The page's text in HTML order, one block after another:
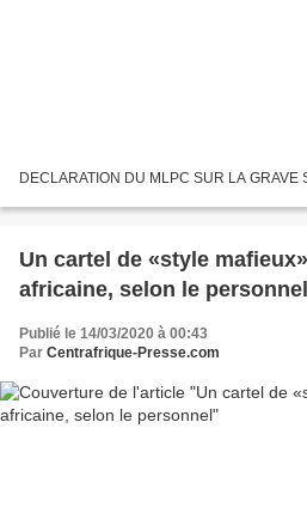
DECLARATION DU MLPC SUR LA GRAVE
Un cartel de «style
africaine, selon le personnel
Publié le 14/03/2020 à 00:43
Par Centrafrique-Presse.com